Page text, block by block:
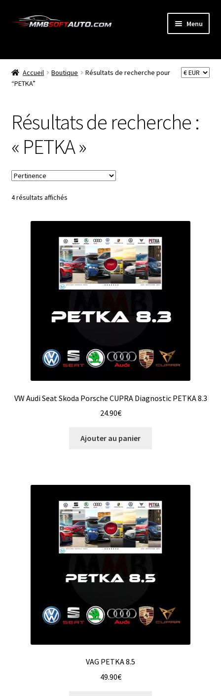
Aller
Aller
Menu
BOUTIQUE
Ouvrir
NEWS
MON COMPTE
PANIER
Accueil Boutique
Résultats de recherche pour
“PETKA”
Résultats de recherche :
« PETKA »
4 résultats affichés
VW Audi Seat Skoda Porsche CUPRA Diagnostic PETKA 8.3
24.90€
Ajouter au panier
VAG PETKA 8.5
49.90€